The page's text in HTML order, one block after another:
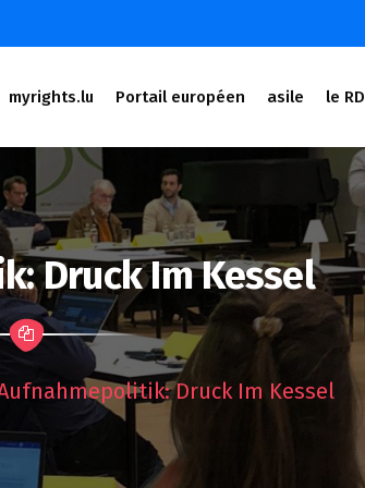
myrights.lu Portail européen asile le RD
Druck Im Kessel
Druck Im Kessel